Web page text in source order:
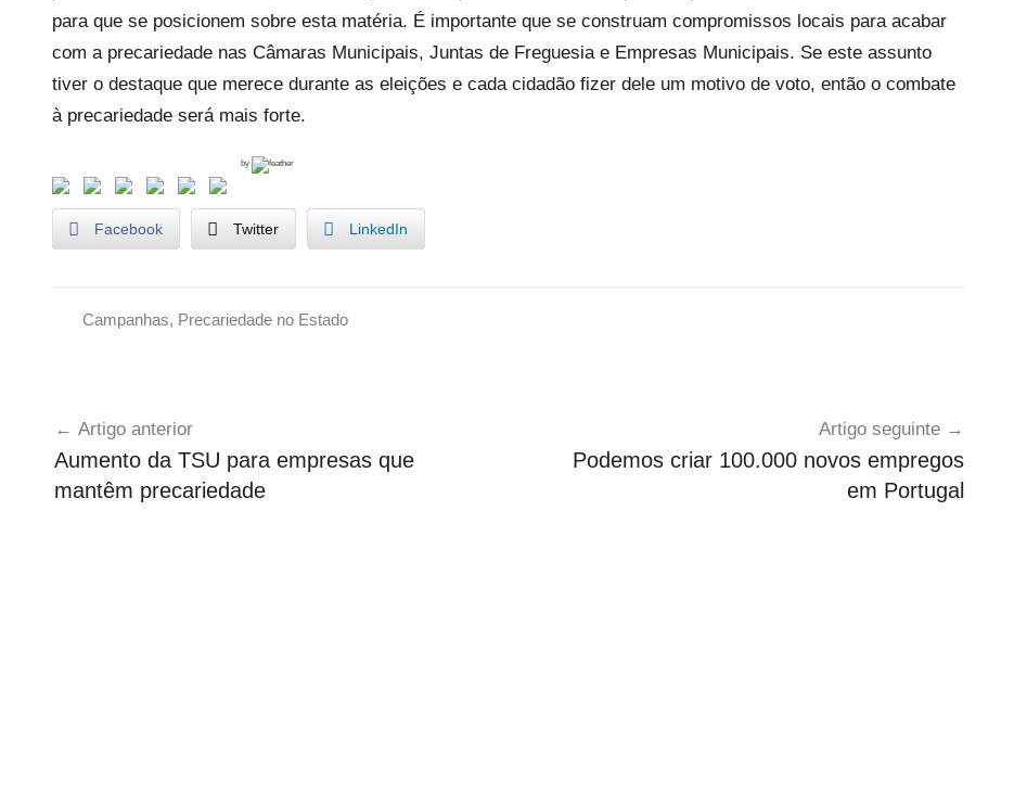
para que se posicionem sobre esta matéria. É importante que se construam compromissos locais para acabar
com a precariedade nas Câmaras Municipais, Juntas de Freguesia e Empresas Municipais. Se este assunto
tiver o destaque que merece durante as eleições e cada cidadão fizer dele um motivo de voto, então o combate
à precariedade será mais forte.
by
Facebook Twitter LinkedIn
c
á
r
Campanhas, Precariedade no Estado
artigos
Artigo anterior
Aumento da TSU para empresas que
mantêm precariedade
Artigo seguinte
Podemos criar 100.000 novos empregos
em Portugal